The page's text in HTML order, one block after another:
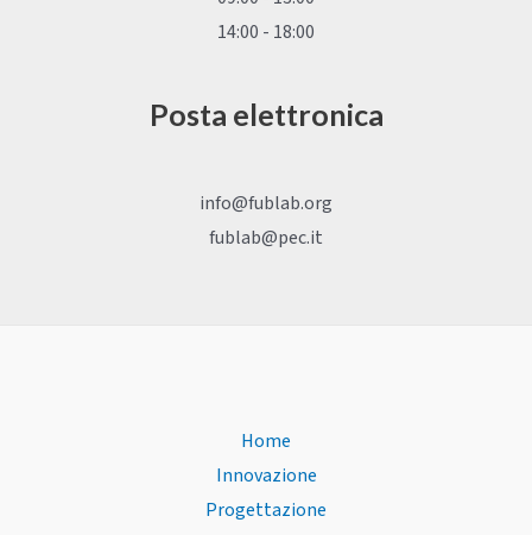
14:00 - 18:00
Posta elettronica
info@fublab.org
fublab@pec.it
Home
Innovazione
Progettazione